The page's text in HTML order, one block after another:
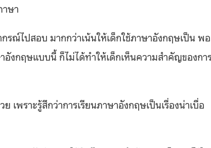
าษา
ณ์ไปสอบ มากกว่าเน้นให้เด็กใช้ภาษาอังกฤษเป็น พอ
งกฤษแบบนี้ ก็ไม่ได้ทำให้เด็กเห็นความสำคัญของกา
เพราะรู้สึกว่าการเรียนภาษาอังกฤษเป็นเรื่องน่าเบื่อ